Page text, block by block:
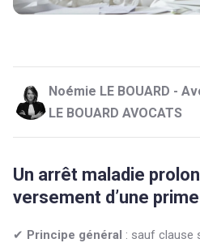
Noémie LE BOUARD -
LE BOUARD AVOCATS
Un arrêt maladie
versement d’une
✔ Principe général : sauf clause